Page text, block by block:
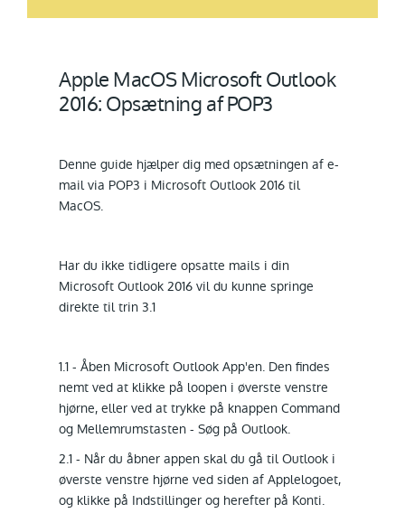
Apple MacOS Microsoft Outlook
2016: Opsætning af POP3
Denne guide hjælper dig med opsætningen af e-
mail via POP3 i Microsoft Outlook 2016 til
MacOS.
Har du ikke tidligere opsatte mails i din
Microsoft Outlook 2016 vil du kunne springe
direkte til trin 3.1
1.1 - Åben Microsoft Outlook App'en. Den findes
nemt ved at klikke på loopen i øverste venstre
hjørne, eller ved at trykke på knappen Command
og Mellemrumstasten - Søg på Outlook.
2.1 - Når du åbner appen skal du gå til Outlook i
øverste venstre hjørne ved siden af Applelogoet,
og klikke på Indstillinger og herefter på Konti.